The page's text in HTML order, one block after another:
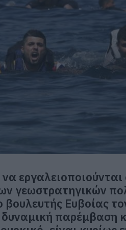
γεωστρατηγικών
βουλευτής Ευβοίας
δυναμική παρέμβαση